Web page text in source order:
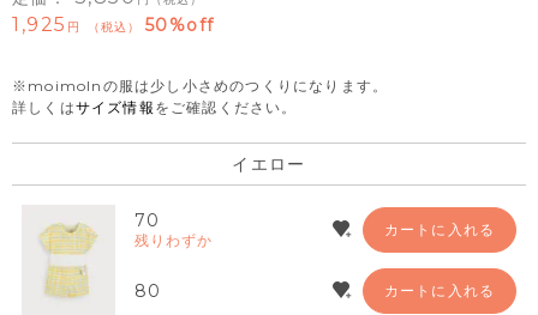
1,925 税込 50%off
※moimolnの服は少し小さめのつくりになります。
詳しくはサイズ情報 をご確認ください。
イエロー
70
残りわずか
カートに入れる
80 カートに入れる